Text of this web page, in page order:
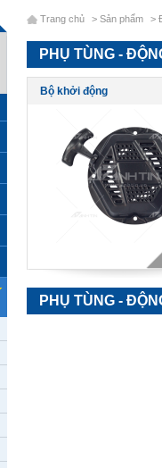
Trang chủ > Sản phẩm >
PHỤ TÙNG -
Bộ khởi động
PHỤ TÙNG -